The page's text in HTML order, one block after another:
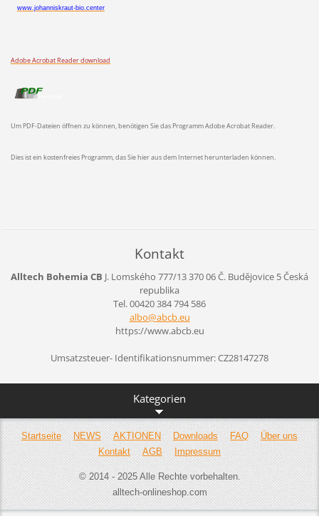
www.johanniskraut-bio.center
Adobe Acrobat Reader download
Um PDF-Dateien öffnen zu können, benötigen Sie das Programm Adobe Acrobat Reader.
Dies ist ein kostenfreies Programm, das Sie hier aus dem Internet herunterladen können.
Kontakt
Alltech Bohemia CB J. Lomského 777/13370 06 Č. Budějovice 5Česká
republika
Tel. 00420 384 794 586
albo@abcb.eu
https://www.abcb.eu
Umsatzsteuer- Identifikationsnummer: CZ28147278
Kategorien
Startseite NEWS AKTIONEN Downloads FAQ
Über uns
Kontakt
AGB Impressum
© 2014 - 2025 Alle Rechte vorbehalten.
alltech-onlineshop.com